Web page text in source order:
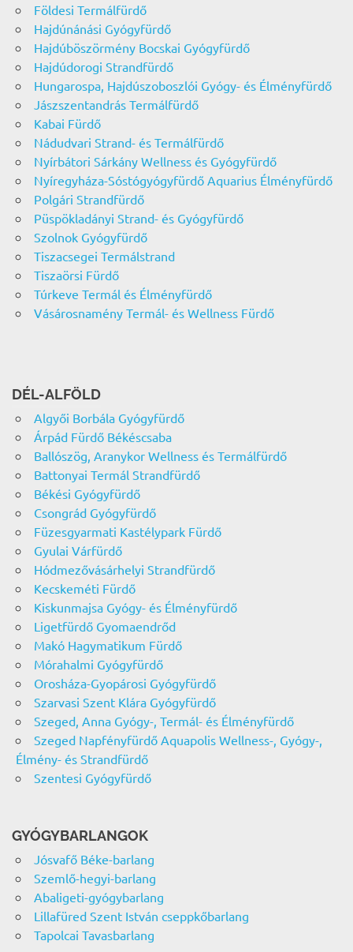
Földesi Termálfürdő
Hajdúnánási Gyógyfürdő
Hajdúböszörmény Bocskai Gyógyfürdő
Hajdúdorogi Strandfürdő
Hungarospa, Hajdúszoboszlói Gyógy- és Élményfürdő
Jászszentandrás Termálfürdő
Kabai Fürdő
Nádudvari Strand- és Termálfürdő
Nyírbátori Sárkány Wellness és Gyógyfürdő
Nyíregyháza-Sóstógyógyfürdő Aquarius Élményfürdő
Polgári Strandfürdő
Püspökladányi Strand- és Gyógyfürdő
Szolnok Gyógyfürdő
Tiszacsegei Termálstrand
Tiszaörsi Fürdő
Túrkeve Termál és Élményfürdő
Vásárosnamény Termál- és Wellness Fürdő
DÉL-ALFÖLD
Algyői Borbála Gyógyfürdő
Árpád Fürdő Békéscsaba
Ballószög, Aranykor Wellness és Termálfürdő
Battonyai Termál Strandfürdő
Békési Gyógyfürdő
Csongrád Gyógyfürdő
Füzesgyarmati Kastélypark Fürdő
Gyulai Várfürdő
Hódmezővásárhelyi Strandfürdő
Kecskeméti Fürdő
Kiskunmajsa Gyógy- és Élményfürdő
Ligetfürdő Gyomaendrőd
Makó Hagymatikum Fürdő
Mórahalmi Gyógyfürdő
Orosháza-Gyopárosi Gyógyfürdő
Szarvasi Szent Klára Gyógyfürdő
Szeged, Anna Gyógy-, Termál- és Élményfürdő
Szeged Napfényfürdő Aquapolis Wellness-, Gyógy-,
Élmény- és Strandfürdő
Szentesi Gyógyfürdő
GYÓGYBARLANGOK
Jósvafő Béke-barlang
Szemlő-hegyi-barlang
Abaligeti-gyógybarlang
Lillafüred Szent István cseppkőbarlang
Tapolcai Tavasbarlang